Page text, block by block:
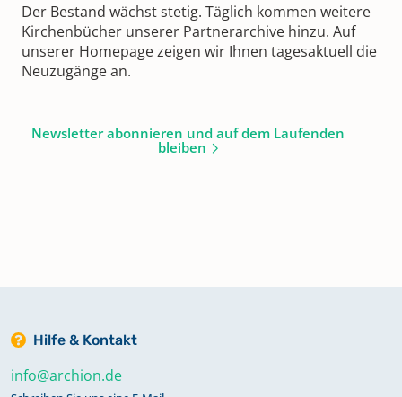
Der Bestand wächst stetig. Täglich kommen weitere
Kirchenbücher unserer Partnerarchive hinzu. Auf
unserer Homepage zeigen wir Ihnen tagesaktuell die
Neuzugänge an.
Newsletter abonnieren und auf dem Laufenden
bleiben
Hilfe & Kontakt
info@archion.de